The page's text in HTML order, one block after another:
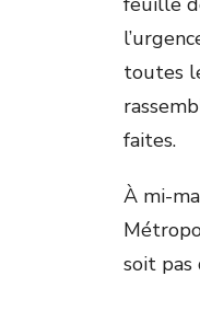
toutes
faites.
À mi-
soit